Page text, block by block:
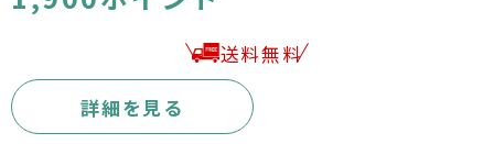
送料無料
詳細を見る